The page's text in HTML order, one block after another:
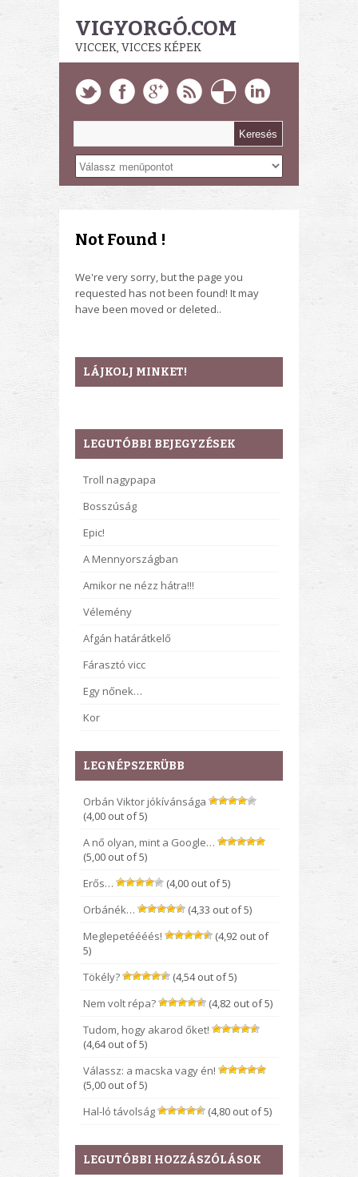
VIGYORGÓ.COM
VICCEK, VICCES KÉPEK
Not Found !
We're very sorry, but the page you
requested has not been found! It may
have been moved or deleted..
LÁJKOLJ MINKET!
LEGUTÓBBI BEJEGYZÉSEK
Troll nagypapa
Bosszúság
Epic!
A Mennyországban
Amikor ne nézz hátra!!!
Vélemény
Afgán határátkelő
Fárasztó vicc
Egy nőnek…
Kor
LEGNÉPSZERÜBB
Orbán Viktor jókívánsága
(4,00 out of 5)
A nő olyan, mint a Google…
(5,00 out of 5)
Erős…
(4,00 out of 5)
Orbánék…
(4,33 out of 5)
Meglepetéééés!
(4,92 out of
5)
Tökély?
(4,54 out of 5)
Nem volt répa?
(4,82 out of 5)
Tudom, hogy akarod őket!
(4,64 out of 5)
Válassz: a macska vagy én!
(5,00 out of 5)
Hal-ló távolság
(4,80 out of 5)
LEGUTÓBBI HOZZÁSZÓLÁSOK